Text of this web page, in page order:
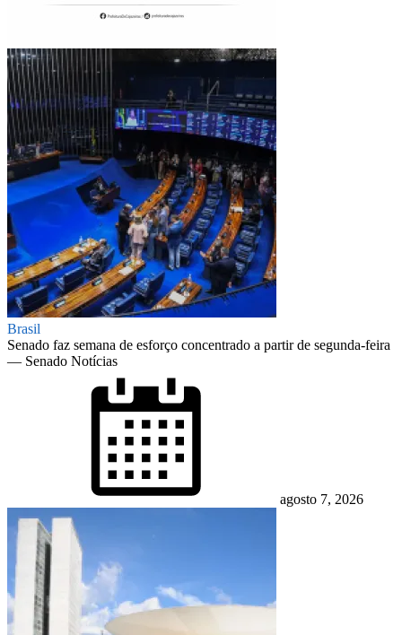
Brasil
Senado faz semana de esforço concentrado a partir de segunda-feira
— Senado Notícias
agosto 7, 2026